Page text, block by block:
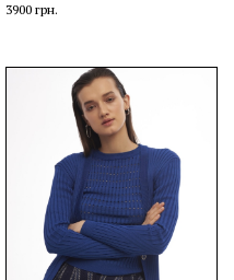
3900 грн.